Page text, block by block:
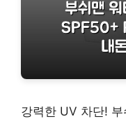
강력한 UV 차단!